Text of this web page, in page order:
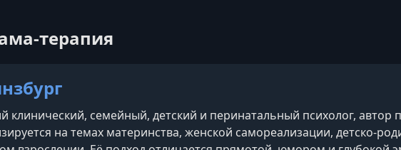
УРОК 15.
4.1 Развод
терапия
клинический, семейный, детский и перинатальный психолог, автор
на темах материнства, женской самореализации, детско-